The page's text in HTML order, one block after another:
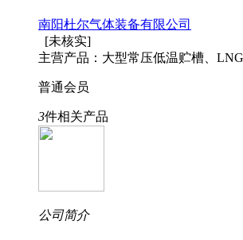
南阳杜尔气体装备有限公司
[未核实]
主营产品：大型常压低温贮槽、
普通会员
3件相关产品
公司简介